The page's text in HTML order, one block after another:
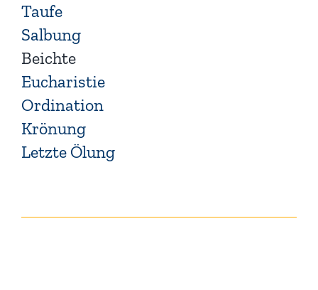
Taufe
Salbung
Beichte
Eucharistie
Ordination
Krönung
Letzte Ölung